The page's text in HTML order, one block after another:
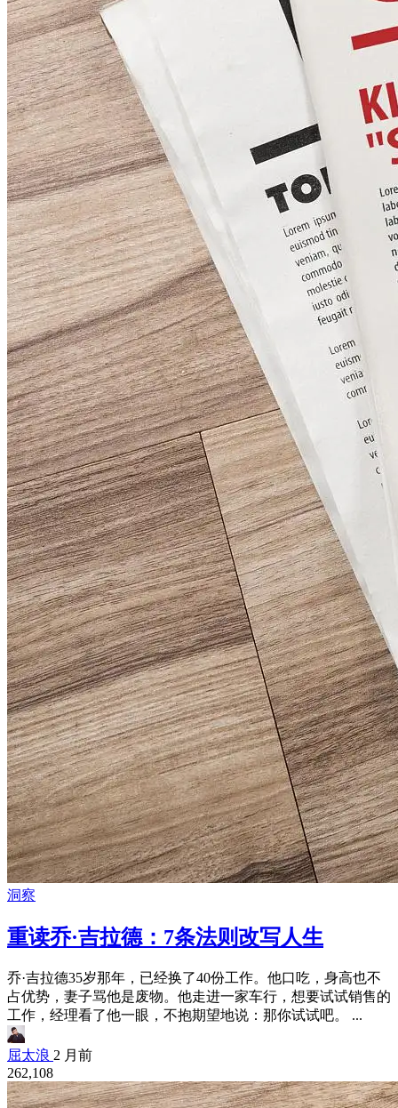
洞察
重读乔·吉拉德：7条法则改写人生
乔·吉拉德35岁那年，已经换了40份工作。他口吃，身高也不
占优势，妻子骂他是废物。他走进一家车行，想要试试销售的
工作，经理看了他一眼，不抱期望地说：那你试试吧。 ...
屈太浪 2 月前
262,108